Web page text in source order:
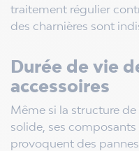
traitement régulier
des charnières sont
Durée de vie
accessoires
Même si la structure
solide, ses
provoquent des